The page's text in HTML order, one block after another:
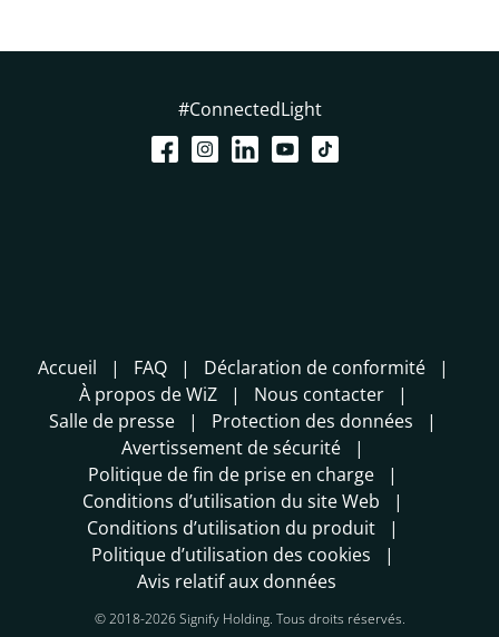
#ConnectedLight
Accueil FAQ
Déclaration de conformité
À propos de WiZ
Nous contacter
Salle de presse
Protection des données
Avertissement de sécurité
Politique de fin de prise en charge
Conditions d’utilisation du site Web
Conditions d’utilisation du produit
Politique d’utilisation des cookies
Avis relatif aux données
© 2018-2026 Signify Holding. Tous droits réservés.